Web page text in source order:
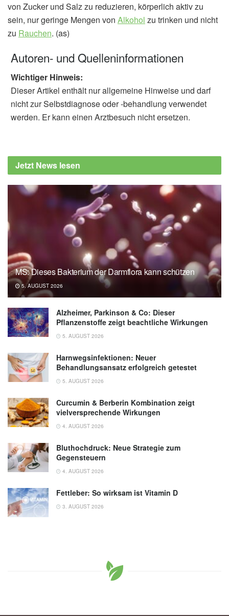
von Zucker und Salz zu reduzieren, körperlich aktiv zu
sein, nur geringe Mengen von Alkohol zu trinken und nicht
zu Rauchen. (as)
Autoren- und Quelleninformationen
Wichtiger Hinweis:
Dieser Artikel enthält nur allgemeine Hinweise und darf
nicht zur Selbstdiagnose oder -behandlung verwendet
werden. Er kann einen Arztbesuch nicht ersetzen.
Jetzt News lesen
MS: Dieses Bakterium der Darmflora kann schützen
5. AUGUST 2026
Alzheimer, Parkinson & Co: Dieser
Pflanzenstoffe zeigt beachtliche Wirkungen
5. AUGUST 2026
Harnwegsinfektionen: Neuer
Behandlungsansatz erfolgreich getestet
5. AUGUST 2026
Curcumin & Berberin Kombination zeigt
vielversprechende Wirkungen
4. AUGUST 2026
Bluthochdruck: Neue Strategie zum
Gegensteuern
4. AUGUST 2026
Fettleber: So wirksam ist Vitamin D
3. AUGUST 2026